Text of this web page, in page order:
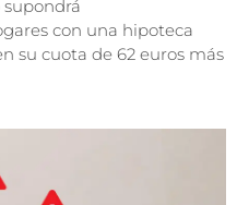
con una hipoteca
su cuota de 62 euros más